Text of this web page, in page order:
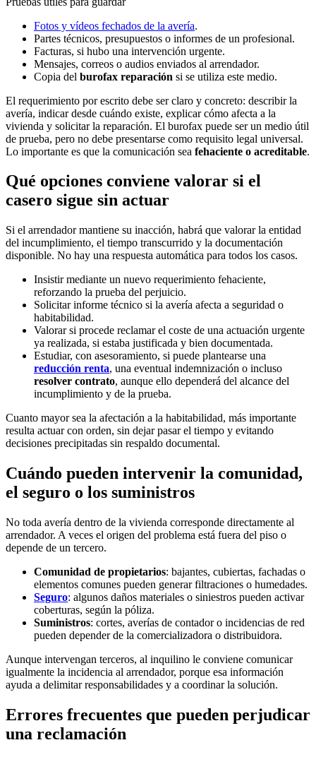
Fotos y vídeos fechados de la avería.
Partes técnicos, presupuestos o informes de un profesional.
Facturas, si hubo una intervención urgente.
Mensajes, correos o audios enviados al arrendador.
Copia del burofax reparación si se utiliza este medio.
El requerimiento por escrito debe ser claro y concreto: describir la
avería, indicar desde cuándo existe, explicar cómo afecta a la
vivienda y solicitar la reparación. El burofax puede ser un medio útil
de prueba, pero no debe presentarse como requisito legal universal.
Lo importante es que la comunicación sea fehaciente o acreditable.
Qué opciones conviene valorar si el
casero sigue sin actuar
Si el arrendador mantiene su inacción, habrá que valorar la entidad
del incumplimiento, el tiempo transcurrido y la documentación
disponible. No hay una respuesta automática para todos los casos.
Insistir mediante un nuevo requerimiento fehaciente,
reforzando la prueba del perjuicio.
Solicitar informe técnico si la avería afecta a seguridad o
habitabilidad.
Valorar si procede reclamar el coste de una actuación urgente
ya realizada, si estaba justificada y bien documentada.
Estudiar, con asesoramiento, si puede plantearse una
reducción renta, una eventual indemnización o incluso
resolver contrato, aunque ello dependerá del alcance del
incumplimiento y de la prueba.
Cuanto mayor sea la afectación a la habitabilidad, más importante
resulta actuar con orden, sin dejar pasar el tiempo y evitando
decisiones precipitadas sin respaldo documental.
Cuándo pueden intervenir la comunidad,
el seguro o los suministros
No toda avería dentro de la vivienda corresponde directamente al
arrendador. A veces el origen del problema está fuera del piso o
depende de un tercero.
Comunidad de propietarios: bajantes, cubiertas, fachadas o
elementos comunes pueden generar filtraciones o humedades.
Seguro: algunos daños materiales o siniestros pueden activar
coberturas, según la póliza.
Suministros: cortes, averías de contador o incidencias de red
pueden depender de la comercializadora o distribuidora.
Aunque intervengan terceros, al inquilino le conviene comunicar
igualmente la incidencia al arrendador, porque esa información
ayuda a delimitar responsabilidades y a coordinar la solución.
Errores frecuentes que pueden perjudicar
una reclamación